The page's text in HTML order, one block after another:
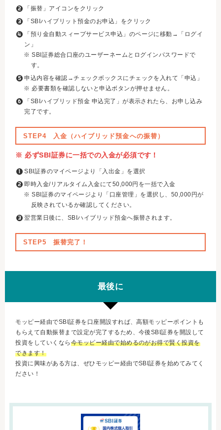
「振替」アイコンをクリック
「SBIハイブリット預金のお申込」をクリック
「預り金自動スィープサービス申込」のページに移動→「ログイ
ン」
※ SBI証券総合口座のユーザーネームとログインパスワードで
す。
申込内容を確認→チェックボックスにチェックを入れて「申込」
※ 必要書類を確認しないと申込ボタンが押せません。
「SBIハイブリッド預金 申込完了」が表示されたら、お申し込み
完了です。
STEP4 入金（ハイブリッド預金への振替）
※ 必ずSBI証券に一括での入金が必須です！
SBI証券のマイページより「入出金」を選択
即時入金/リアルタイム入金にて50,000円を一括で入金
※ SBI証券のマイページより「口座管理」を選択し、50,000円が
反映されているか確認してください。
翌営業日後に、SBIハイブリッド預金へ振替されます。
STEP5 振替完了！
最後に
モッピー経由でSBI証券を口座開設すれば、高額モッピーポイントも
もらえて自動振替まで設定が完了するため、今後SBI証券を開設して
投資をしていくなら 今モッピー経由で始めるのがお得で賢く投資を
できます！
投資に興味がある方は、ぜひモッピー経由でSBI証券を始めてみてく
ださい！